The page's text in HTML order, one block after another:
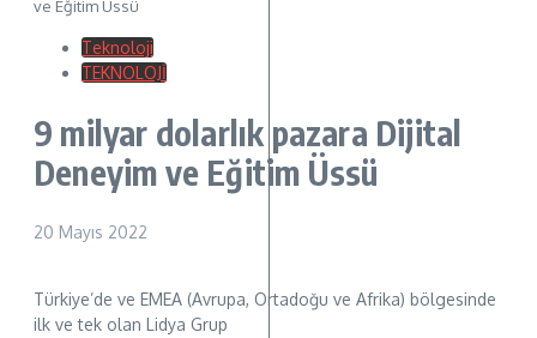
ve Eğitim Üssü
Teknoloji
TEKNOLOJİ
9 milyar dolarlık pazara Dijital
Deneyim ve Eğitim Üssü
20 Mayıs 2022
Türkiye’de ve EMEA (Avrupa, Ortadoğu ve Afrika) bölgesinde
ilk ve tek olan Lidya Grup